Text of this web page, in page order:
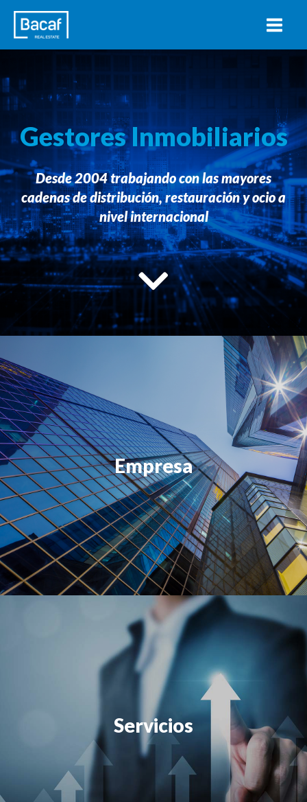
Gestores Inmobiliarios
Desde 2004 trabajando con las mayores
cadenas de distribución, restauración y ocio a
nivel internacional
Empresa
Servicios